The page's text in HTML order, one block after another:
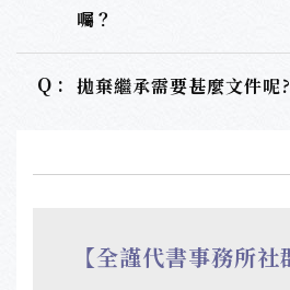
囑？
Q : 拋棄繼承需要甚麼文件呢?
【全謹代書事務所